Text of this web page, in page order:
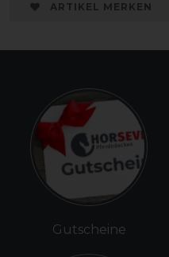
ARTIKEL MERKEN
Gutscheine